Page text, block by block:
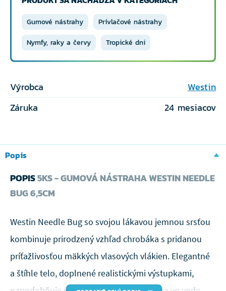
Gumové nástrahy
Prívlačové nástrahy
Nymfy, raky a červy
Tropické dni
Výrobca
Westin
Záruka
24 mesiacov
Popis
POPIS5KS - GUMOVÁ NÁSTRAHA WESTIN NEEDLE
BUG 6,5CM
Westin Needle Bug so svojou lákavou jemnou srsťou
kombinuje prirodzený vzhľad chrobáka s pridanou
príťažlivosťou mäkkých vlasových vlákien. Elegantné
a štíhle telo, doplnené realistickými výstupkami,